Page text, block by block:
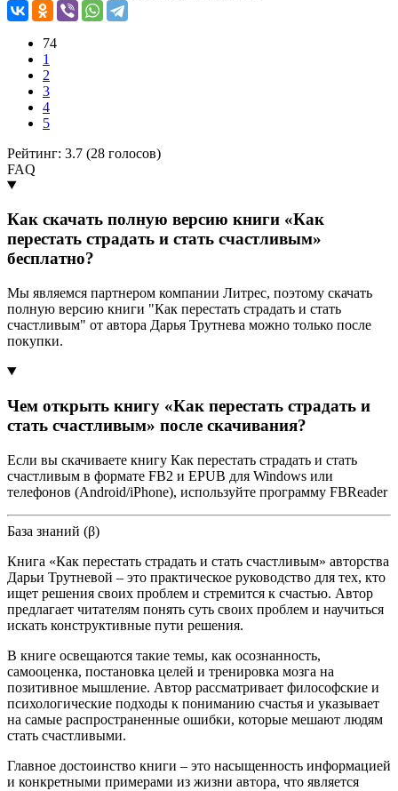
74
1
2
3
4
5
Рейтинг: 3.7 (28 голосов)
FAQ
Как скачать полную версию книги «Как
перестать страдать и стать счастливым»
бесплатно?
Мы являемся партнером компании Литрес, поэтому скачать
полную версию книги "Как перестать страдать и стать
счастливым" от автора Дарья Трутнева можно только после
покупки.
Чем открыть книгу «Как перестать страдать и
стать счастливым» после скачивания?
Если вы скачиваете книгу Как перестать страдать и стать
счастливым в формате FB2 и EPUB для Windows или
телефонов (Android/iPhone), используйте программу FBReader
База знаний (β)
Книга «Как перестать страдать и стать счастливым» авторства
Дарьи Трутневой – это практическое руководство для тех, кто
ищет решения своих проблем и стремится к счастью. Автор
предлагает читателям понять суть своих проблем и научиться
искать конструктивные пути решения.
В книге освещаются такие темы, как осознанность,
самооценка, постановка целей и тренировка мозга на
позитивное мышление. Автор рассматривает философские и
психологические подходы к пониманию счастья и указывает
на самые распространенные ошибки, которые мешают людям
стать счастливыми.
Главное достоинство книги – это насыщенность информацией
и конкретными примерами из жизни автора, что является